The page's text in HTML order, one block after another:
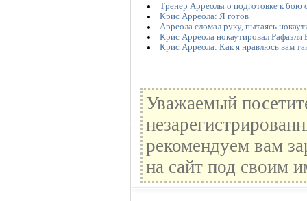
Тренер Арреолы о подготовке к бою
Крис Арреола: Я готов
Арреола сломал руку, пытаясь
Крис Арреола нокаутировал Рафаэля
Крис Арреола: Как я нравлюсь вам
Уважаемый
рекомендуем вам
на сайт под своим